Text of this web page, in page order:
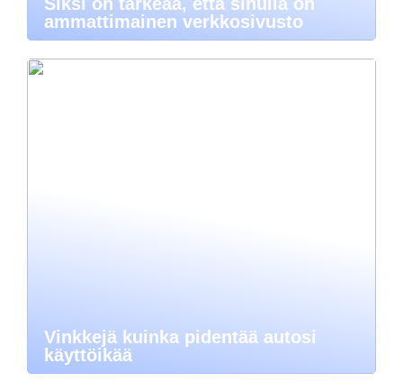
ammattimainen verkkosivusto
Vinkkejä kuinka pidentää autosi
käyttöikää